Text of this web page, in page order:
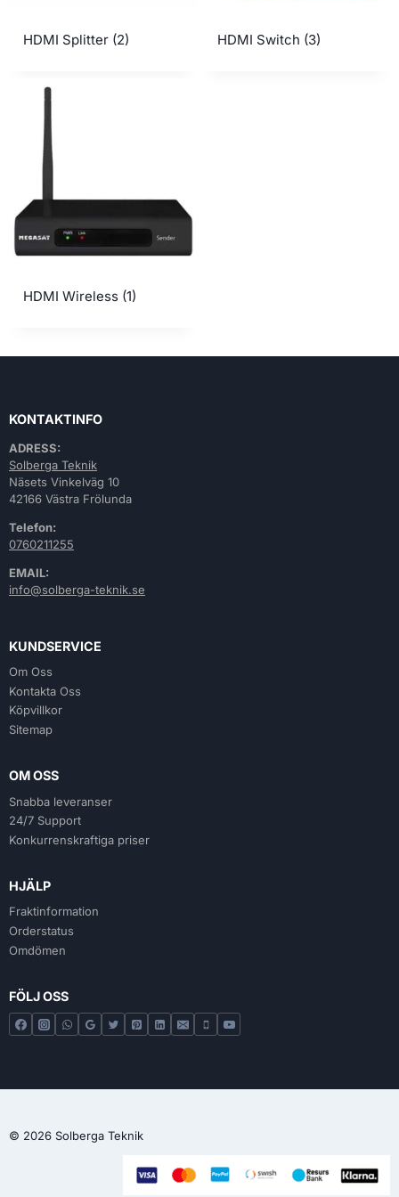
HDMI Splitter (2) HDMI Switch (3)
HDMI Wireless (1)
KONTAKTINFO
ADRESS:
Solberga Teknik
Näsets Vinkelväg 10
42166 Västra Frölunda
Telefon:
0760211255
EMAIL:
info@solberga-teknik.se
KUNDSERVICE
Om Oss
Kontakta Oss
Köpvillkor
Sitemap
OM OSS
Snabba leveranser
24/7 Support
Konkurrenskraftiga priser
HJÄLP
Fraktinformation
Orderstatus
Omdömen
FÖLJ OSS
© 2026 Solberga Teknik